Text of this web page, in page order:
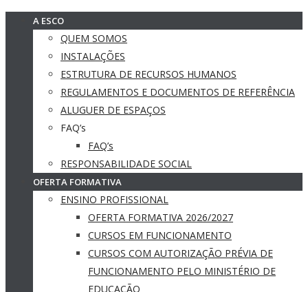
A ESCO
QUEM SOMOS
INSTALAÇÕES
ESTRUTURA DE RECURSOS HUMANOS
REGULAMENTOS E DOCUMENTOS DE REFERÊNCIA
ALUGUER DE ESPAÇOS
FAQ’s
FAQ’s
RESPONSABILIDADE SOCIAL
OFERTA FORMATIVA
ENSINO PROFISSIONAL
OFERTA FORMATIVA 2026/2027
CURSOS EM FUNCIONAMENTO
CURSOS COM AUTORIZAÇÃO PRÉVIA DE
FUNCIONAMENTO PELO MINISTÉRIO DE
EDUCAÇÃO